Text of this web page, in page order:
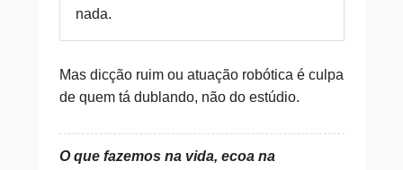
nada.
Mas dicção ruim ou atuação robótica é culpa
de quem tá dublando, não do estúdio.
O que fazemos na vida, ecoa na